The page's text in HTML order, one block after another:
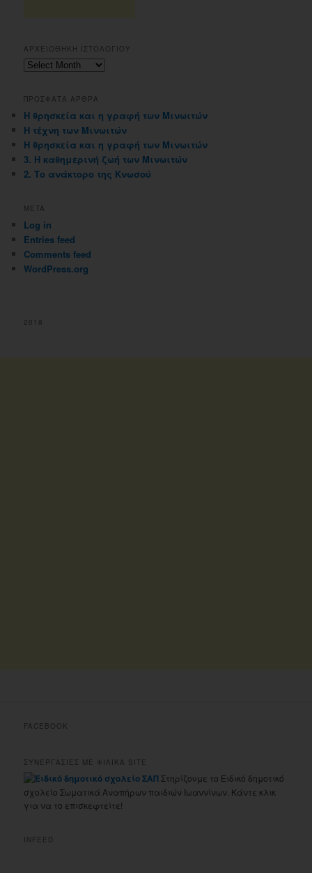
ΑΡΧΕΙΟΘΗΚΗ ΙΣΤΟΛΟΓΙΟΥ
Αρχειοθηκη
ΠΡΟΣΦΑΤΑ ΑΡΘΡΑ
Η θρησκεία και η γραφή των Μινωιτών
Η τέχνη των Μινωιτών
Η θρησκεία και η γραφή των Μινωιτών
3. Η καθημερινή ζωή των Μινωιτών
2. Το ανάκτορο της Κνωσού
META
Log in
Entries feed
Comments feed
WordPress.org
2018
FACEBOOK
ΣΥΝΕΡΓΑΣΙΕΣ ΜΕ ΦΙΛΙΚΑ SITE
Στηρίζουμε το Ειδικό δημοτικό
σχολείο Σωματικά Αναπήρων παιδιών Ιωαννίνων. Κάντε κλικ
για να το επισκεφτείτε!
INFEED